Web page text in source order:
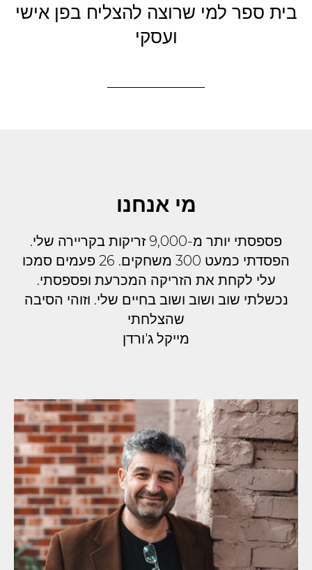
בית ספר למי שרוצה להצליח בפן אישי
ועסקי
מי אנחנו
פספסתי יותר מ-9,000 זריקות בקריירה שלי.
הפסדתי כמעט 300 משחקים. 26 פעמים סמכו
עלי לקחת את הזריקה המכרעת ופספסתי.
נכשלתי שוב ושוב ושוב בחיים שלי. וזוהי הסיבה
שהצלחתי
מייקל ג'ורדן